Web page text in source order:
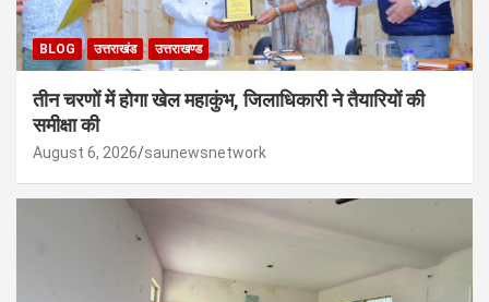
BLOG उत्तराखंड उत्तराखण्ड
तीन चरणों में होगा खेल महाकुंभ, जिलाधिकारी ने तैयारियों की
समीक्षा की
August 6, 2026 saunewsnetwork